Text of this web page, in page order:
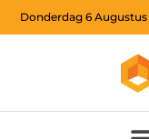
Donderdag 6 Augustus